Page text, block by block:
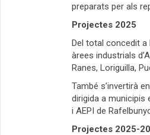
preparats per als
Projectes 2025
Del total concedit a
àrees industrials
Ranes, Loriguilla,
També s’invertirà
dirigida a municipis
i AEPI de
Projectes 2025-